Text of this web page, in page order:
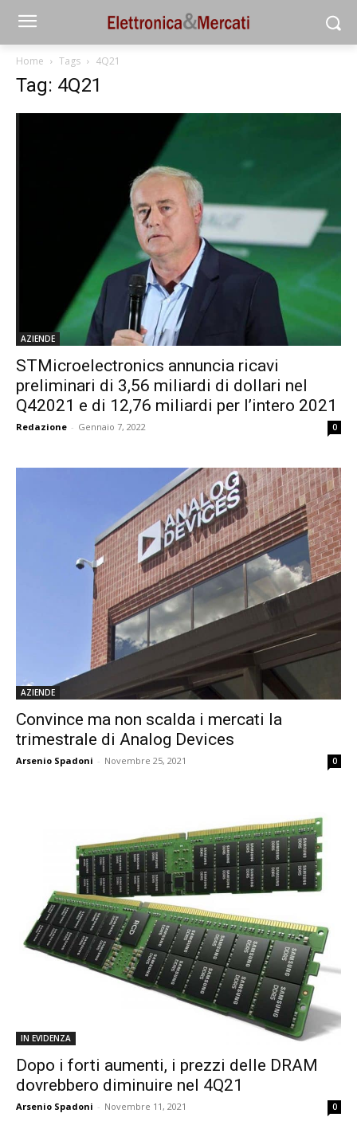
Home Tags 4Q21
Tag: 4Q21
AZIENDE
STMicroelectronics annuncia ricavi
preliminari di 3,56 miliardi di dollari nel
Q42021 e di 12,76 miliardi per l’intero 2021
Redazione - Gennaio 7, 2022 0
AZIENDE
Convince ma non scalda i mercati la
trimestrale di Analog Devices
Arsenio Spadoni - Novembre 25, 2021 0
IN EVIDENZA
Dopo i forti aumenti, i prezzi delle DRAM
dovrebbero diminuire nel 4Q21
Arsenio Spadoni - Novembre 11, 2021 0